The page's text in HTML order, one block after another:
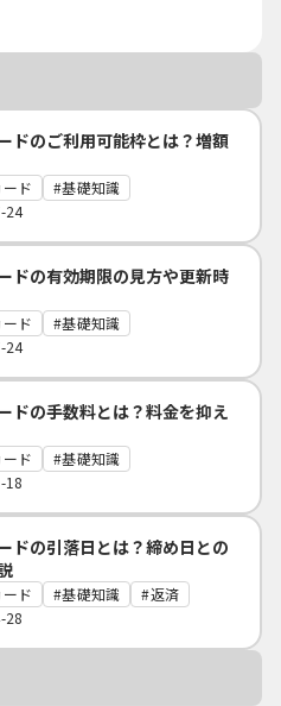
ドのご利用可能枠とは？増額
ド
基礎知識
24
ドの有効期限の見方や更新時
ド
基礎知識
24
ドの手数料とは？料金を抑え
ド
基礎知識
18
ドの引落日とは？締め日との
ド 基礎知識
返済
28